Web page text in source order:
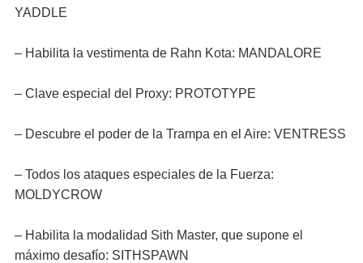
YADDLE
– Habilita la vestimenta de Rahn Kota: MANDALORE
– Clave especial del Proxy: PROTOTYPE
– Descubre el poder de la Trampa en el Aire: VENTRESS
– Todos los ataques especiales de la Fuerza:
MOLDYCROW
– Habilita la modalidad Sith Master, que supone el
máximo desafío: SITHSPAWN